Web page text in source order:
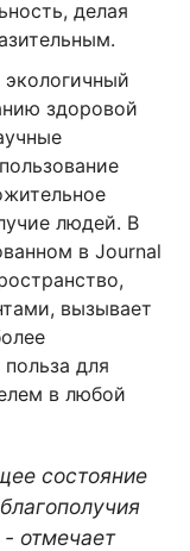
делая
здоровой
людей. В
в Journal
вызывает
для
в любой
состояние
отмечает